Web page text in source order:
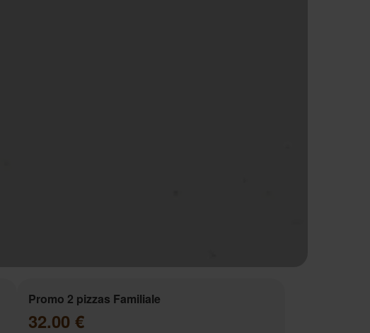
Promo 2 pizzas Familiale
32.00 €